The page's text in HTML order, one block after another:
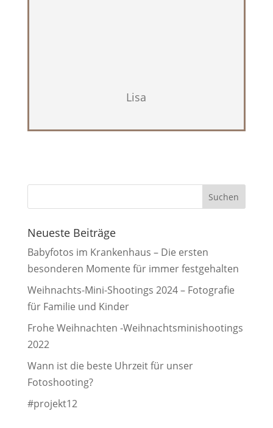
Lisa
Neueste Beiträge
Babyfotos im Krankenhaus – Die ersten
besonderen Momente für immer festgehalten
Weihnachts-Mini-Shootings 2024 – Fotografie
für Familie und Kinder
Frohe Weihnachten -Weihnachtsminishootings
2022
Wann ist die beste Uhrzeit für unser
Fotoshooting?
#projekt12